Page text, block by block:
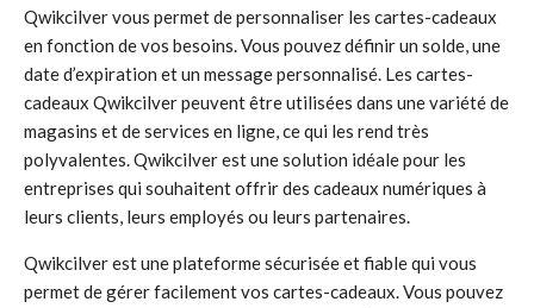
Qwikcilver vous permet de personnaliser les cartes-cadeaux
en fonction de vos besoins. Vous pouvez définir un solde, une
date d’expiration et un message personnalisé. Les cartes-
cadeaux Qwikcilver peuvent être utilisées dans une variété de
magasins et de services en ligne, ce qui les rend très
polyvalentes. Qwikcilver est une solution idéale pour les
entreprises qui souhaitent offrir des cadeaux numériques à
leurs clients, leurs employés ou leurs partenaires.
Qwikcilver est une plateforme sécurisée et fiable qui vous
permet de gérer facilement vos cartes-cadeaux. Vous pouvez